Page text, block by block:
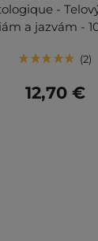
-
a jazvám -
2
12,70 €